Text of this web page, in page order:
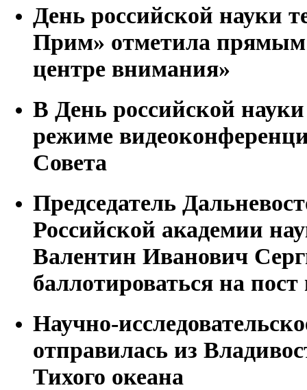
День российской науки
Прим» отметила
центре внимания»
В День российской
режиме
Совета
Председатель
Российской академии
Валентин Иванович
баллотироваться на
Научно-
отправилась из
Тихого океана